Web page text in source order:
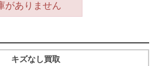
がありません
キズなし買取